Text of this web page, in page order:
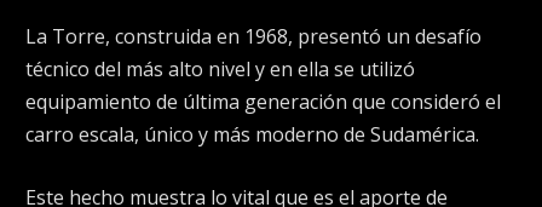
La Torre, construida en 1968, presentó un desafío
técnico del más alto nivel y en ella se utilizó
equipamiento de última generación que consideró el
carro escala, único y más moderno de Sudamérica.
Este hecho muestra lo vital que es el aporte de